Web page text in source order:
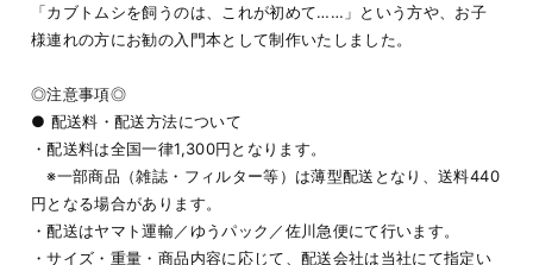
「カブトムシを飼うのは、これが初めて……」という方や、お子
様連れの方にお勧の入門本として制作いたしました。
◎注意事項◎
● 配送料・配送方法について
・配送料は全国一律1,300円となります。
※一部商品（雑誌・フィルター等）は薄型配送となり、送料440
円となる場合があります。
・配送はヤマト運輸／ゆうパック／佐川急便にて行います。
・サイズ・重量・商品内容に応じて、配送会社は当社にて指定い